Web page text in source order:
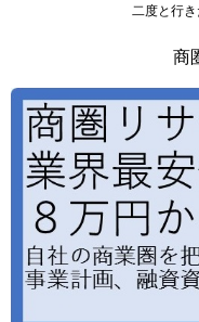
二度と行
商